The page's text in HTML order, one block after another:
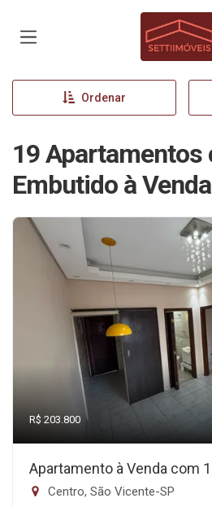
Página
Ordenar
19
Embutido à Venda
R$ 203.800
Apartamento à Venda com
Centro, São Vicente-SP